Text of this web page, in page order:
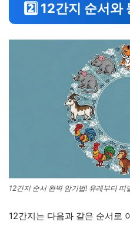
2️⃣ 12간지 순서와
12간지 순서 완벽 암기법! 유래부터 띠
12간지는 다음과 같은 순서로